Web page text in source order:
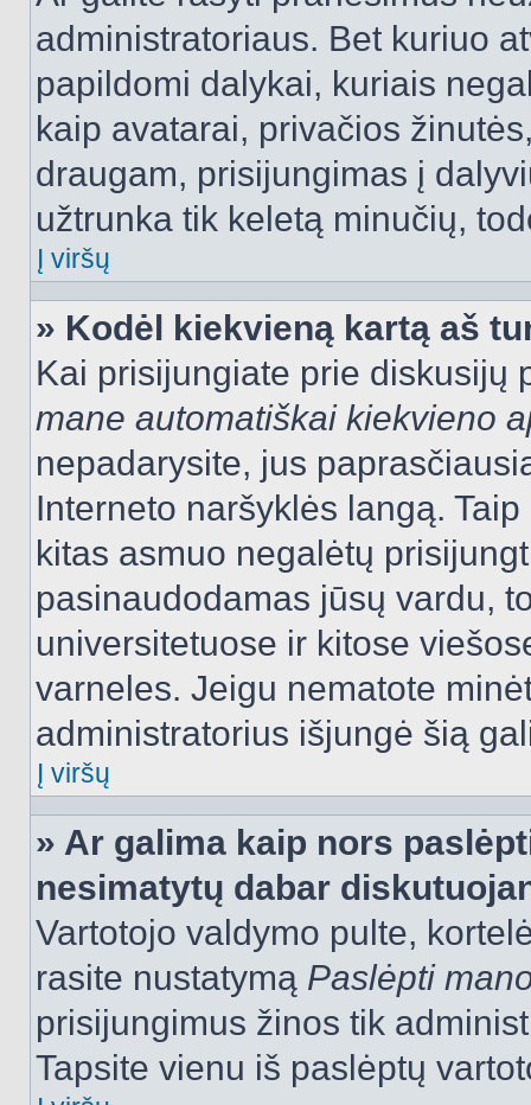
administratoriaus. Bet kuriuo
papildomi dalykai, kuriais
kaip avatarai, privačios
draugam, prisijungimas į
užtrunka tik keletą minučių,
Į viršų
» Kodėl kiekvieną kartą aš
Kai prisijungiate prie diskusijų
mane automatiškai kiekvieno
nepadarysite, jus
Interneto naršyklės langą.
kitas asmuo negalėtų
pasinaudodamas jūsų vardu,
universitetuose ir kitose
varneles. Jeigu nematote
administratorius išjungė šią
Į viršų
» Ar galima kaip nors
nesimatytų dabar
Vartotojo valdymo pulte,
rasite nustatymą Paslėpti
prisijungimus žinos tik
Tapsite vienu iš paslėptų